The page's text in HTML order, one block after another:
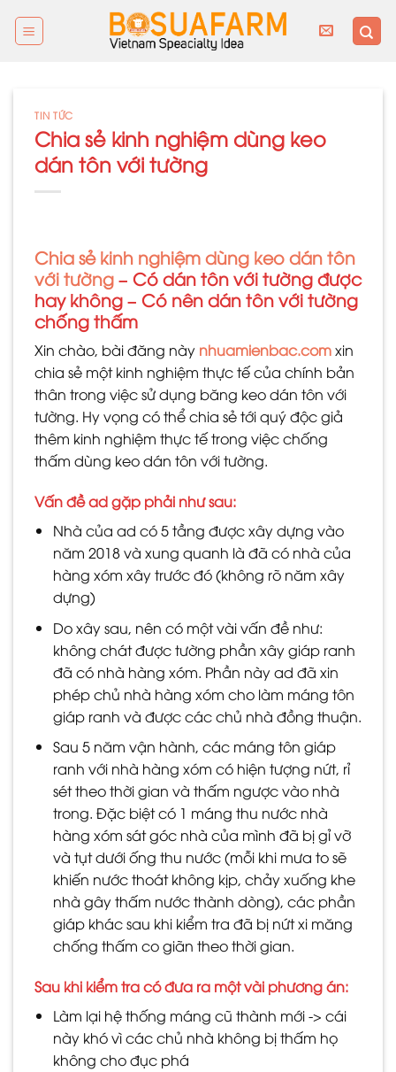
TIN TỨC
Chia sẻ kinh nghiệm dùng keo
dán tôn với tường
Chia sẻ kinh nghiệm dùng keo dán tôn
với tường– Có dán tôn với tường được
hay không – Có nên dán tôn với tường
chống thấm
Xin chào, bài đăng này nhuamienbac.comxin
chia sẻ một kinh nghiệm thực tế của chính bản
thân trong việc sử dụng băng keo dán tôn với
tường. Hy vọng có thể chia sẻ tới quý độc giả
thêm kinh nghiệm thực tế trong việc chống
thấm dùng keo dán tôn với tường.
Vấn đề ad gặp phải như sau:
Nhà của ad có 5 tầng được xây dựng vào
năm 2018 và xung quanh là đã có nhà của
hàng xóm xây trước đó (không rõ năm xây
dựng)
Do xây sau, nên có một vài vấn đề như:
không chát được tường phần xây giáp ranh
đã có nhà hàng xóm. Phần này ad đã xin
phép chủ nhà hàng xóm cho làm máng tôn
giáp ranh và được các chủ nhà đồng thuận.
Sau 5 năm vận hành, các máng tôn giáp
ranh với nhà hàng xóm có hiện tượng nứt, rỉ
sét theo thời gian và thấm ngược vào nhà
trong. Đặc biệt có 1 máng thu nước nhà
hàng xóm sát góc nhà của mình đã bị gỉ vỡ
và tụt dưới ống thu nước (mỗi khi mưa to sẽ
khiến nước thoát không kịp, chảy xuống khe
nhà gây thấm nước thành dòng), các phần
giáp khác sau khi kiểm tra đã bị nứt xi măng
chống thấm co giãn theo thời gian.
Sau khi kiểm tra có đưa ra một vài phương án:
Làm lại hệ thống máng cũ thành mới -> cái
này khó vì các chủ nhà không bị thấm họ
không cho đục phá